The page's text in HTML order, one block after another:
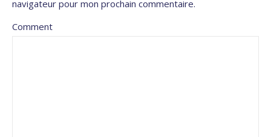
navigateur pour mon prochain commentaire.
Comment